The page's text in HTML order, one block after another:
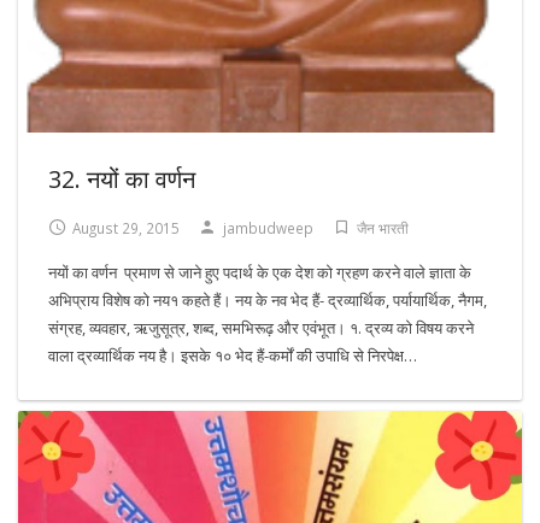
32. नयों का वर्णन
August 29, 2015 jambudweep जैन भारती
नयों का वर्णन प्रमाण से जाने हुए पदार्थ के एक देश को ग्रहण करने वाले ज्ञाता के
अभिप्राय विशेष को नय१ कहते हैं। नय के नव भेद हैं- द्रव्यार्थिक, पर्यायार्थिक, नैगम,
संग्रह, व्यवहार, ऋजुसूत्र, शब्द, समभिरूढ़ और एवंभूत। १. द्रव्य को विषय करने
वाला द्रव्यार्थिक नय है। इसके १० भेद हैं-कर्मों की उपाधि से निरपेक्ष…